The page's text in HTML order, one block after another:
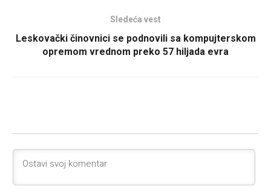
Sledeća vest
Leskovački činovnici se podnovili sa kompujterskom
opremom vrednom preko 57 hiljada evra